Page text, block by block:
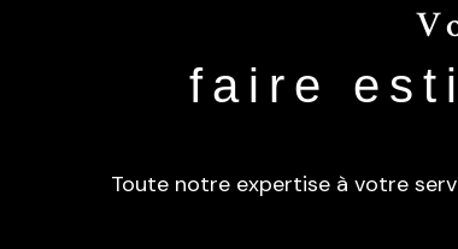
faire
Toute notre expertise à votre